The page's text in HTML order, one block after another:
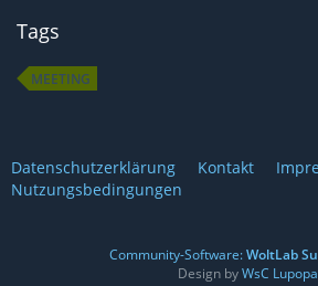
Tags
MEETING
Datenschutzerklärung Kontakt
Nutzungsbedingungen
Community-Software:WoltLab
Design byWsC Lupopa